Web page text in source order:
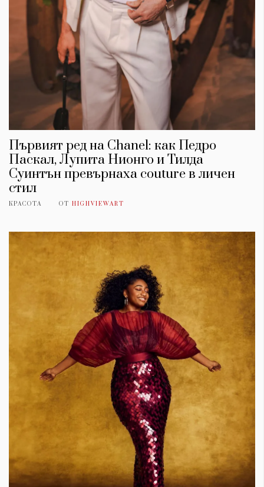
Първият ред на Chanel: как Педро
Паскал, Лупита Нионго и Тилда
Суинтън превърнаха couture в личен
стил
КРАСОТА ОТ HIGHVIEWART